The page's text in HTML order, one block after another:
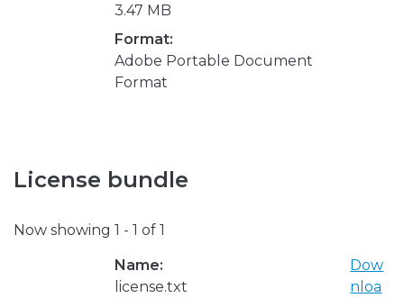
3.47 MB
Format:
Adobe Portable Document
Format
License bundle
Now showing 1 - 1 of 1
Name:
license.txt
Dow
nloa